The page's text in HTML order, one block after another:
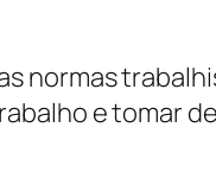
normas
e tomar